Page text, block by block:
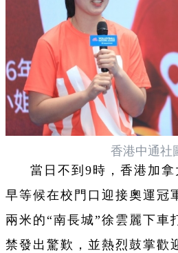
香港中通社
當日不到9時，香港加
早等候在校門口迎接奧運冠
兩米的“南長城”徐雲麗下車
禁發出驚歎，並熱烈鼓掌歡